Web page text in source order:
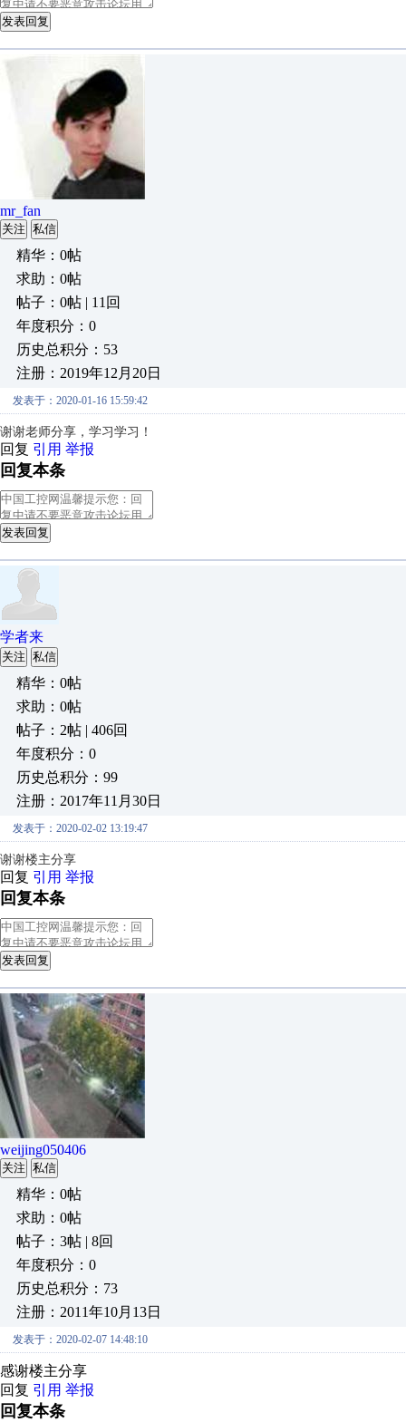
发表回复
mr_fan
关注 私信
精华：0帖
求助：0帖
帖子：0帖 | 11回
年度积分：0
历史总积分：53
注册：2019年12月20日
发表于：2020-01-16 15:59:42
谢谢老师分享，学习学习！
回复 引用 举报
回复本条
发表回复
学者来
关注 私信
精华：0帖
求助：0帖
帖子：2帖 | 406回
年度积分：0
历史总积分：99
注册：2017年11月30日
发表于：2020-02-02 13:19:47
谢谢楼主分享
回复 引用 举报
回复本条
发表回复
weijing050406
关注 私信
精华：0帖
求助：0帖
帖子：3帖 | 8回
年度积分：0
历史总积分：73
注册：2011年10月13日
发表于：2020-02-07 14:48:10
感谢楼主分享
回复 引用 举报
回复本条